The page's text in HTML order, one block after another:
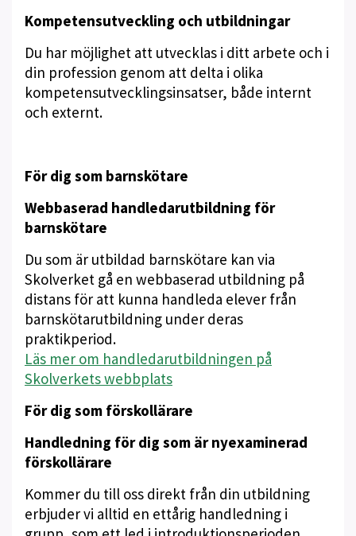
Kompetensutveckling och utbildningar
Du har möjlighet att utvecklas i ditt arbete och i
din profession genom att delta i olika
kompetensutvecklingsinsatser, både internt
och externt.
För dig som barnskötare
Webbaserad handledarutbildning för
barnskötare
Du som är utbildad barnskötare kan via
Skolverket gå en webbaserad utbildning på
distans för att kunna handleda elever från
barnskötarutbildning under deras
praktikperiod.
Läs mer om handledarutbildningen på
Skolverkets webbplats
För dig som förskollärare
Handledning för dig som är nyexaminerad
förskollärare
Kommer du till oss direkt från din utbildning
erbjuder vi alltid en ettårig handledning i